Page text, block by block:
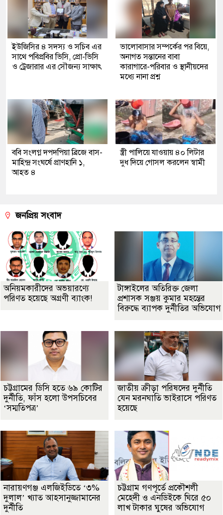
ইউজিসির ৪ সদস্য ও সচিব এর
সাথে পবিপ্রবির ভিসি, প্রো-ভিসি
ও ট্রেজারার এর সৌজন্য সাক্ষাৎ
ভালোবাসার সম্পর্কের পর বিয়ে,
অনাগত সন্তানের বাবা
কারাগারে-পরিবার ও স্থানীয়দের
মধ্যে নানা প্রশ্ন
ববি সংলগ্ন দপদপিয়া ব্রিজে বাস-
মাহিন্দ্র সংঘর্ষে প্রাণহানি ১,
আহত ৪
স্ত্রী পালিয়ে যাওয়ায় ৪০ লিটার
দুধ দিয়ে গোসল করলেন স্বামী
জনপ্রিয় সংবাদ
অনিয়মকারীদের অভয়ারণ্যে
পরিণত হয়েছে অগ্রণী ব্যাংক!
টাঙ্গাইলের অতিরিক্ত জেলা
প্রশাসক সঞ্জয় কুমার মহন্তের
বিরুদ্ধে ব্যাপক দুর্নীতির অভিযোগ
চট্টগ্রামের ডিসি হতে ৬৯ কোটির
দুর্নীতি, ফাঁস হলো উপসচিবের
‘সম্মতিপত্র’
জাতীয় ক্রীড়া পরিষদের দুর্নীতি
যেন মরনঘাতি ভাইরাসে পরিণত
হয়েছে
নারায়ণগঞ্জ এলজিইডিতে ‘৩%
দুলাল’ খ্যাত আহসানুজ্জামানের
দুর্নীতি
চট্টগ্রাম গণপূর্তে প্রকৌশলী
মেহেদী ও এনডিইকে ঘিরে ৫০
লাখ টাকার ঘুষের অভিযোগ